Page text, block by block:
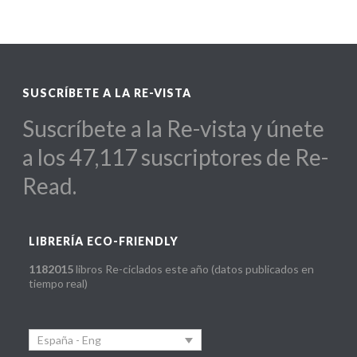
SUSCRÍBETE A LA RE-VISTA
Suscríbete a la Re-vista y únete
a los 47,117 suscriptores de Re-
Read.
LIBRERÍA ECO-FRIENDLY
1182015libros Re-ciclados este año (datos publicados en
tiempo real)
España - Eng